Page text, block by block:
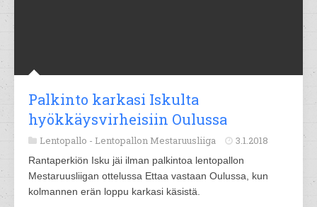
Palkinto karkasi Iskulta
hyökkäysvirheisiin Oulussa
Lentopallo - Lentopallon Mestaruusliiga 3.1.2018
Rantaperkiön Isku jäi ilman palkintoa lentopallon
Mestaruusliigan ottelussa Ettaa vastaan Oulussa, kun
kolmannen erän loppu karkasi käsistä.